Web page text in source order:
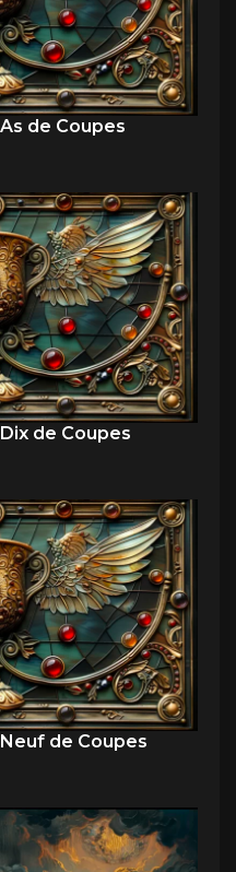
de Coupes
de Coupes
de Coupes